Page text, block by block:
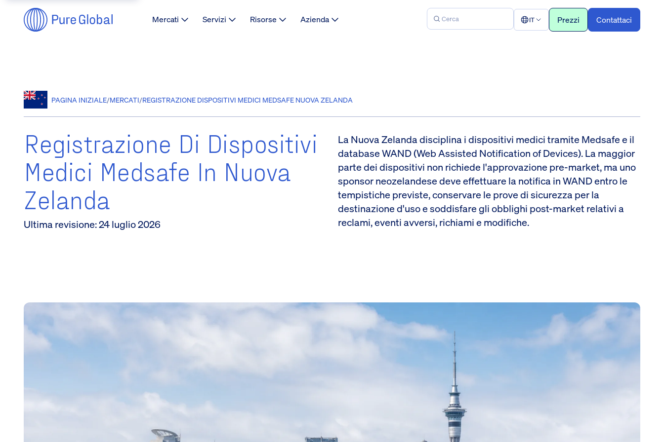
Mercati Servizi Risorse Azienda IT Prezzi Contattaci
PAGINA INIZIALE/MERCATI/REGISTRAZIONE DISPOSITIVI MEDICI MEDSAFE NUOVA ZELANDA
Registrazione Di Dispositivi
Medici Medsafe In Nuova
Zelanda
Ultima revisione:24 luglio 2026
La Nuova Zelanda disciplina i dispositivi medici tramite Medsafe e il
database WAND (Web Assisted Notification of Devices). La maggior
parte dei dispositivi non richiede l'approvazione pre-market, ma uno
sponsor neozelandese deve effettuare la notifica in WAND entro le
tempistiche previste, conservare le prove di sicurezza per la
destinazione d'uso e soddisfare gli obblighi post-market relativi a
reclami, eventi avversi, richiami e modifiche.